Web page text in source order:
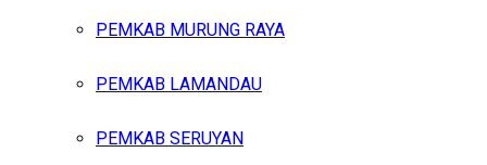
PEMKAB MURUNG RAYA
PEMKAB LAMANDAU
PEMKAB SERUYAN